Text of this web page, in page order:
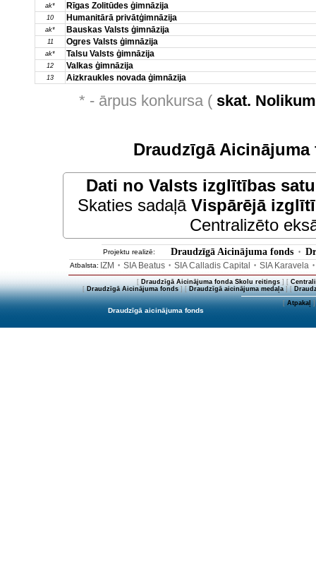
ak* Rīgas Zolitūdes ģimnāzija
10 Humanitārā privātģimnāzija
ak* Bauskas Valsts ģimnāzija
11 Ogres Valsts ģimnāzija
ak* Talsu Valsts ģimnāzija
12 Valkas ģimnāzija
13 Aizkraukles novada ģimnāzija
* - ārpus konkursa ( skat.
Draudzīgā
Dati no Valsts izglītības
Skaties sadaļā Vispārējā
Centralizēto
Projektu realizē: Draudzīgā Aicinājuma fonds •
Atbalsta: IZM • SIA Beatus • SIA Calladis Capital • SIA Karavela •
[ Draudzīgā Aicinājuma fonda Skolu reitings] [
[Draudzīgā Aicinājuma fonds] [Draudzīgā aicinājuma medaļa] [
[Atpakaļ]
Draudzīgā aicinājuma fonds